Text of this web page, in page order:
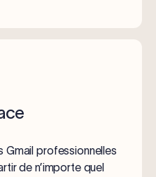
Gmail professionnelles
de n’importe quel